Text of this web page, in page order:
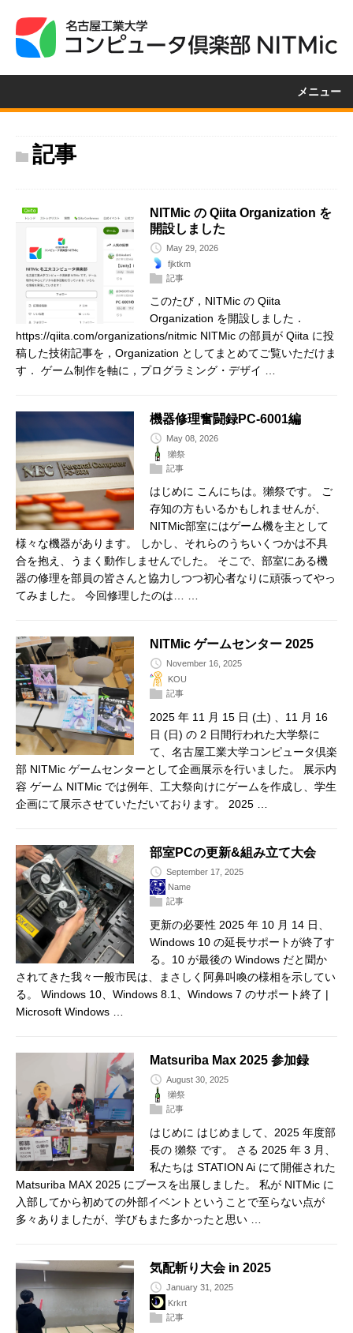
メニュー
記事
NITMic の Qiita Organization を
開設しました
May 29, 2026
fjktkm
記事
このたび，NITMic の Qiita
Organization を開設しました．
https://qiita.com/organizations/nitmic NITMic の部員が Qiita に投
稿した技術記事を，Organization としてまとめてご覧いただけま
す． ゲーム制作を軸に，プログラミング・デザイ …
機器修理奮闘録PC-6001編
May 08, 2026
獺祭
記事
はじめに こんにちは。獺祭です。 ご
存知の方もいるかもしれませんが、
NITMic部室にはゲーム機を主として
様々な機器があります。 しかし、それらのうちいくつかは不具
合を抱え、うまく動作しませんでした。 そこで、部室にある機
器の修理を部員の皆さんと協力しつつ初心者なりに頑張ってやっ
てみました。 今回修理したのは… …
NITMic ゲームセンター 2025
November 16, 2025
KOU
記事
2025 年 11 月 15 日 (土) 、11 月 16
日 (日) の 2 日間行われた大学祭に
て、名古屋工業大学コンピュータ倶楽
部 NITMic ゲームセンターとして企画展示を行いました。 展示内
容 ゲーム NITMic では例年、工大祭向けにゲームを作成し、学生
企画にて展示させていただいております。 2025 …
部室PCの更新&組み立て大会
September 17, 2025
Name
記事
更新の必要性 2025 年 10 月 14 日、
Windows 10 の延長サポートが終了す
る。10 が最後の Windows だと聞か
されてきた我々一般市民は、まさしく阿鼻叫喚の様相を示してい
る。 Windows 10、Windows 8.1、Windows 7 のサポート終了 |
Microsoft Windows …
Matsuriba Max 2025 参加録
August 30, 2025
獺祭
記事
はじめに はじめまして、2025 年度部
長の 獺祭 です。 さる 2025 年 3 月、
私たちは STATION Ai にて開催された
Matsuriba MAX 2025 にブースを出展しました。 私が NITMic に
入部してから初めての外部イベントということで至らない点が
多々ありましたが、学びもまた多かったと思い …
気配斬り大会 in 2025
January 31, 2025
Krkrt
記事